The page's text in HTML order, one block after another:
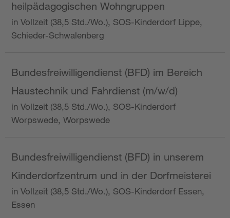
heilpädagogischen Wohngruppen
in Vollzeit (38,5 Std./Wo.), SOS-Kinderdorf Lippe,
Schieder-Schwalenberg
Bundesfreiwilligendienst (BFD) im Bereich
Haustechnik und Fahrdienst (m/w/d)
in Vollzeit (38,5 Std./Wo.), SOS-Kinderdorf
Worpswede, Worpswede
Bundesfreiwilligendienst (BFD) in unserem
Kinderdorfzentrum und in der Dorfmeisterei
in Vollzeit (38,5 Std./Wo.), SOS-Kinderdorf Essen,
Essen